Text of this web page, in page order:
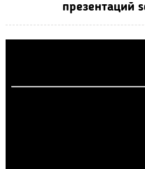
презентаций